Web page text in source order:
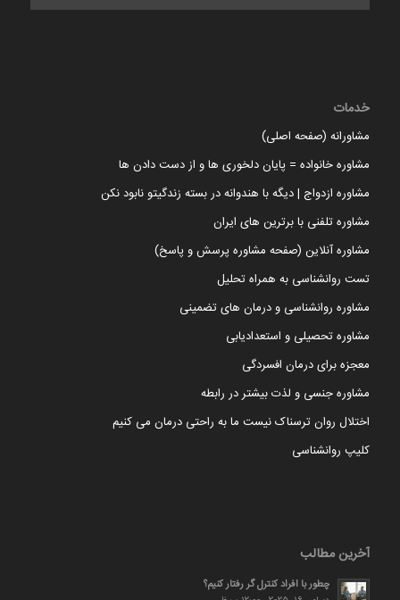
خدمات
مشاورانه (صفحه اصلی)
مشاوره خانواده = پایان دلخوری ها و از دست دادن ها
مشاوره ازدواج | دیگه با هندوانه در بسته زندگیتو نابود نکن
مشاوره تلفنی با برترین های ایران
مشاوره آنلاین (صفحه مشاوره پرسش و پاسخ)
تست روانشناسی به همراه تحلیل
مشاوره روانشناسی و درمان های تضمینی
مشاوره تحصیلی و استعدادیابی
معجزه برای درمان افسردگی
مشاوره جنسی و لذت بیشتر در رابطه
اختلال روان ترسناک نیست ما به راحتی درمان می کنیم
کلیپ روانشناسی
آخرین مطالب
چطور با افراد کنترل گر رفتار کنیم؟